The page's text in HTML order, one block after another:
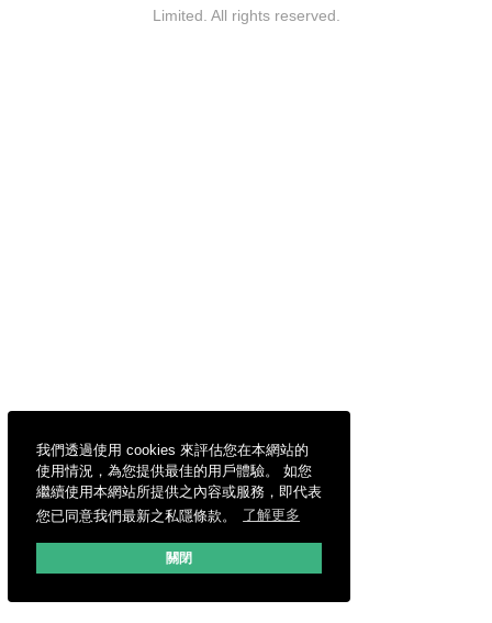
我們透過使用 cookies 來評估您在本網站的
使用情況，為您提供最佳的用戶體驗。 如您
繼續使用本網站所提供之內容或服務，即代表
您已同意我們最新之私隱條款。
了解更多
關閉
Limited. All rights reserved.